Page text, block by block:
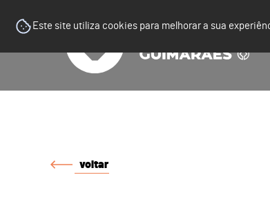
Este site utiliza cookies para melhorar a sua
voltar